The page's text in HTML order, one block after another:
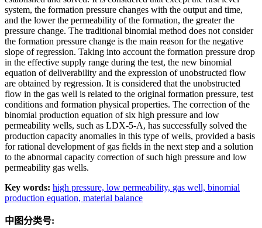
system, the formation pressure changes with the output and time,
and the lower the permeability of the formation, the greater the
pressure change. The traditional binomial method does not consider
the formation pressure change is the main reason for the negative
slope of regression. Taking into account the formation pressure drop
in the effective supply range during the test, the new binomial
equation of deliverability and the expression of unobstructed flow
are obtained by regression. It is considered that the unobstructed
flow in the gas well is related to the original formation pressure, test
conditions and formation physical properties. The correction of the
binomial production equation of six high pressure and low
permeability wells, such as LDX-5-A, has successfully solved the
production capacity anomalies in this type of wells, provided a basis
for rational development of gas fields in the next step and a solution
to the abnormal capacity correction of such high pressure and low
permeability gas wells.
Key words: high pressure, low permeability, gas well, binomial
production equation, material balance
中图分类号: